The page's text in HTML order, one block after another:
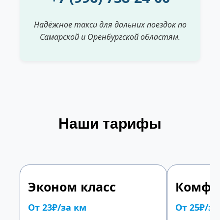
Надёжное такси для дальних поездок по
Самарской и Оренбургской областям.
Наши тарифы
Эконом класс
От 23₽/за км От 25₽/